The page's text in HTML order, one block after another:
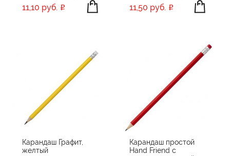
11,10 руб. 11,50 руб.
Карандаш Графит,
желтый
Карандаш простой
Hand Friend с